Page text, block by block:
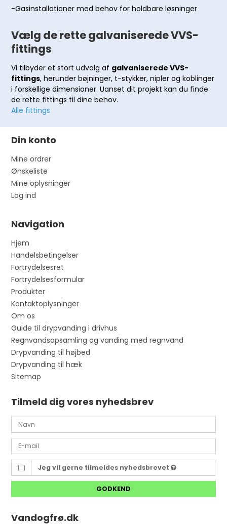
-Gasinstallationer med behov for holdbare løsninger
Vælg de rette galvaniserede VVS-
fittings
Vi tilbyder et stort udvalg af galvaniserede VVS-
fittings, herunder bøjninger, t-stykker, nipler og koblinger
i forskellige dimensioner. Uanset dit projekt kan du finde
de rette fittings til dine behov.
Alle fittings
Din konto
Mine ordrer
Ønskeliste
Mine oplysninger
Log ind
Navigation
Hjem
Handelsbetingelser
Fortrydelsesret
Fortrydelsesformular
Produkter
Kontaktoplysninger
Om os
Guide til drypvanding i drivhus
Regnvandsopsamling og vanding med regnvand
Drypvanding til højbed
Drypvanding til hæk
Sitemap
Tilmeld dig vores nyhedsbrev
Jeg vil gerne tilmeldes nyhedsbrevet
GODKEND
Vandogfrø.dk